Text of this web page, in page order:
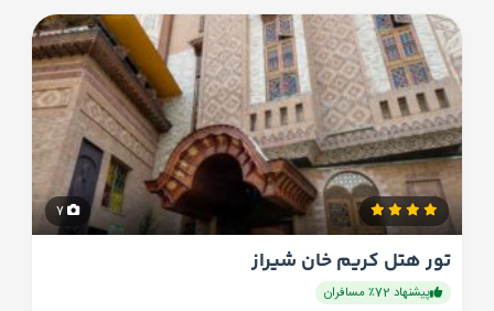
تور هتل کریم خان شیراز
پیشنهاد 72٪ مسافران